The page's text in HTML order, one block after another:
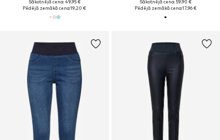
Sākotnējā cena: 49,95 €
Pēdējā zemākā cena:19,20 €
Sākotnējā cena: 59,90 €
Pēdējā zemākā cena:17,96 €